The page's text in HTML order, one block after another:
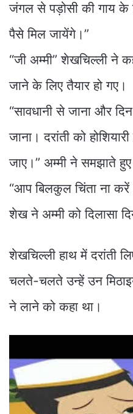
जंगल से पड़ोसी की गाय के
पैसे मिल जायेंगे।”
“जी अम्मी” शेखचिल्ली ने
जाने के लिए तैयार हो गए।
“सावधानी से जाना और
जाना। दरांती को
जाए।” अम्मी ने समझाते
“आप बिलकुल चिंता ना
शेख ने अम्मी को दिलासा
शेखचिल्ली हाथ में दरांती
चलते-चलते उन्हें उन
ने लाने को कहा था।